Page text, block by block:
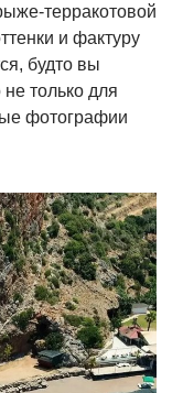
терракотовой
и фактуру
будто вы
только для
фотографии